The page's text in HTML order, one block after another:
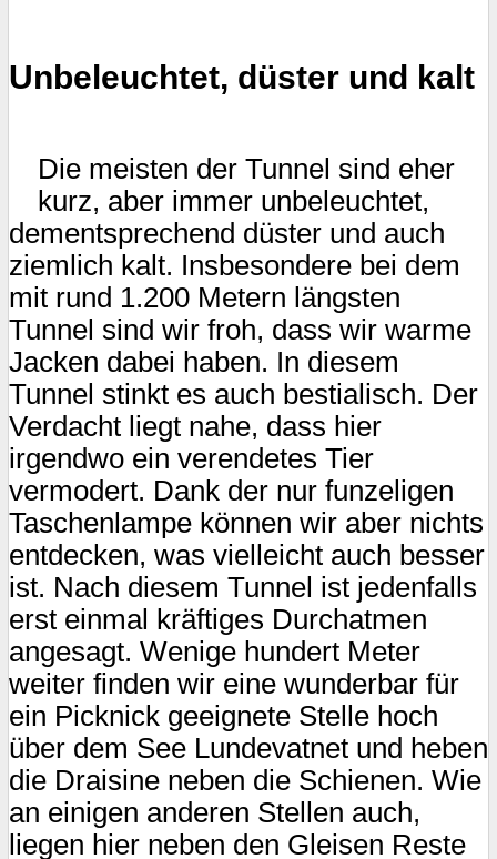
Unbeleuchtet, düster und kalt
Die meisten der Tunnel sind eher
kurz, aber immer unbeleuchtet,
dementsprechend düster und auch
ziemlich kalt. Insbesondere bei dem
mit rund 1.200 Metern längsten
Tunnel sind wir froh, dass wir warme
Jacken dabei haben. In diesem
Tunnel stinkt es auch bestialisch. Der
Verdacht liegt nahe, dass hier
irgendwo ein verendetes Tier
vermodert. Dank der nur funzeligen
Taschenlampe können wir aber nichts
entdecken, was vielleicht auch besser
ist. Nach diesem Tunnel ist jedenfalls
erst einmal kräftiges Durchatmen
angesagt. Wenige hundert Meter
weiter finden wir eine wunderbar für
ein Picknick geeignete Stelle hoch
über dem See Lundevatnet und heben
die Draisine neben die Schienen. Wie
an einigen anderen Stellen auch,
liegen hier neben den Gleisen Reste